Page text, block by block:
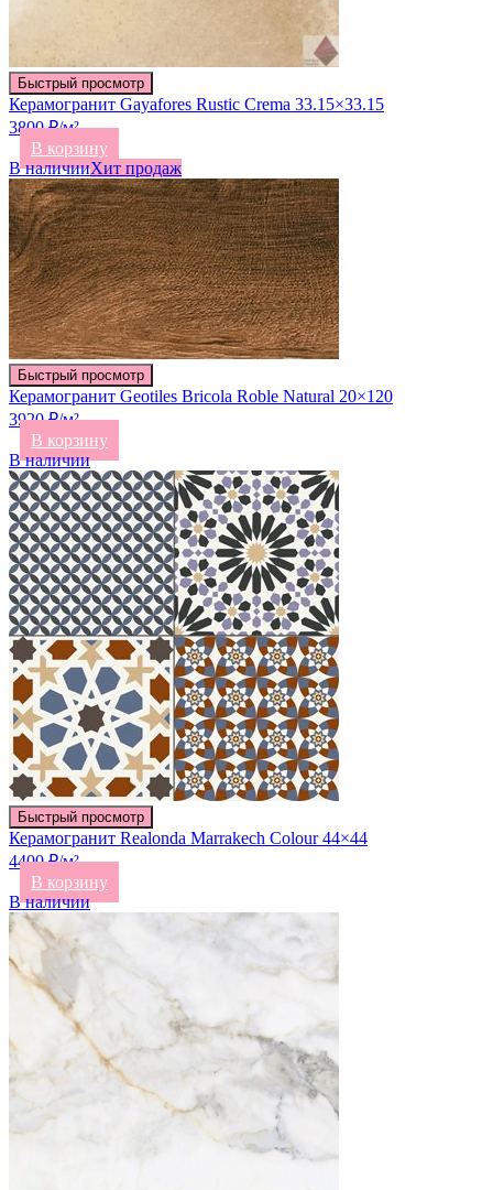
Быстрый просмотр
Керамогранит Gayafores Rustic Crema 33.15×33.15
3800 ₽/м²
В корзину
В наличииХит продаж
Быстрый просмотр
Керамогранит Geotiles Bricola Roble Natural 20×120
3920 ₽/м²
В корзину
В наличии
Быстрый просмотр
Керамогранит Realonda Marrakech Colour 44×44
4400 ₽/м²
В корзину
В наличии